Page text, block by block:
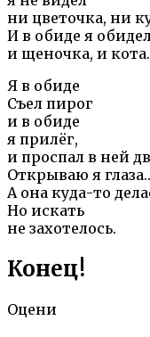
ни цветочка, ни
И в обиде я
и щеночка, и
Я в обиде
Съел пирог
и в обиде
я прилёг,
и проспал в ней
Открываю я
А она куда-то
Но искать
не захотелось.
Конец!
Оцени